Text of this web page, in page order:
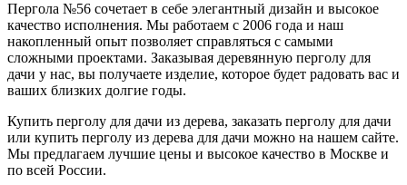
Пергола №56 сочетает в себе элегантный дизайн и высокое
качество исполнения. Мы работаем с 2006 года и наш
накопленный опыт позволяет справляться с самыми
сложными проектами. Заказывая деревянную перголу для
дачи у нас, вы получаете изделие, которое будет радовать вас и
ваших близких долгие годы.
Купить перголу для дачи из дерева, заказать перголу для дачи
или купить перголу из дерева для дачи можно на нашем сайте.
Мы предлагаем лучшие цены и высокое качество в Москве и
по всей России.